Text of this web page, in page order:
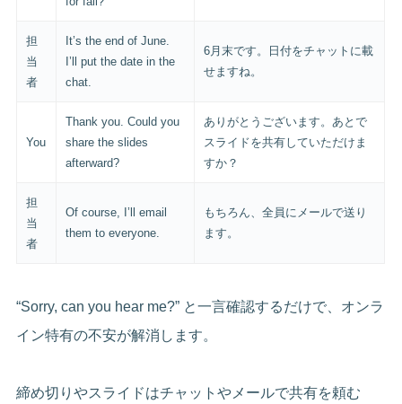
担
当
者
It’s the end of June.
I’ll put the date in the
chat.
6月末です。日付をチャットに載
せますね。
You
Thank you. Could you
share the slides
afterward?
ありがとうございます。あとで
スライドを共有していただけま
すか？
担
当
者
Of course, I’ll email
them to everyone.
もちろん、全員にメールで送り
ます。
“Sorry, can you hear me?” と一言確認するだけで、オンラ
イン特有の不安が解消します。
締め切りやスライドはチャットやメールで共有を頼む